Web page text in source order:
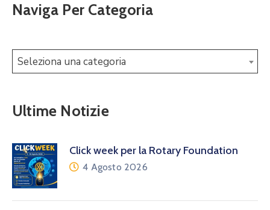
Naviga Per Categoria
Seleziona una categoria
Ultime Notizie
Click week per la Rotary Foundation
4 Agosto 2026